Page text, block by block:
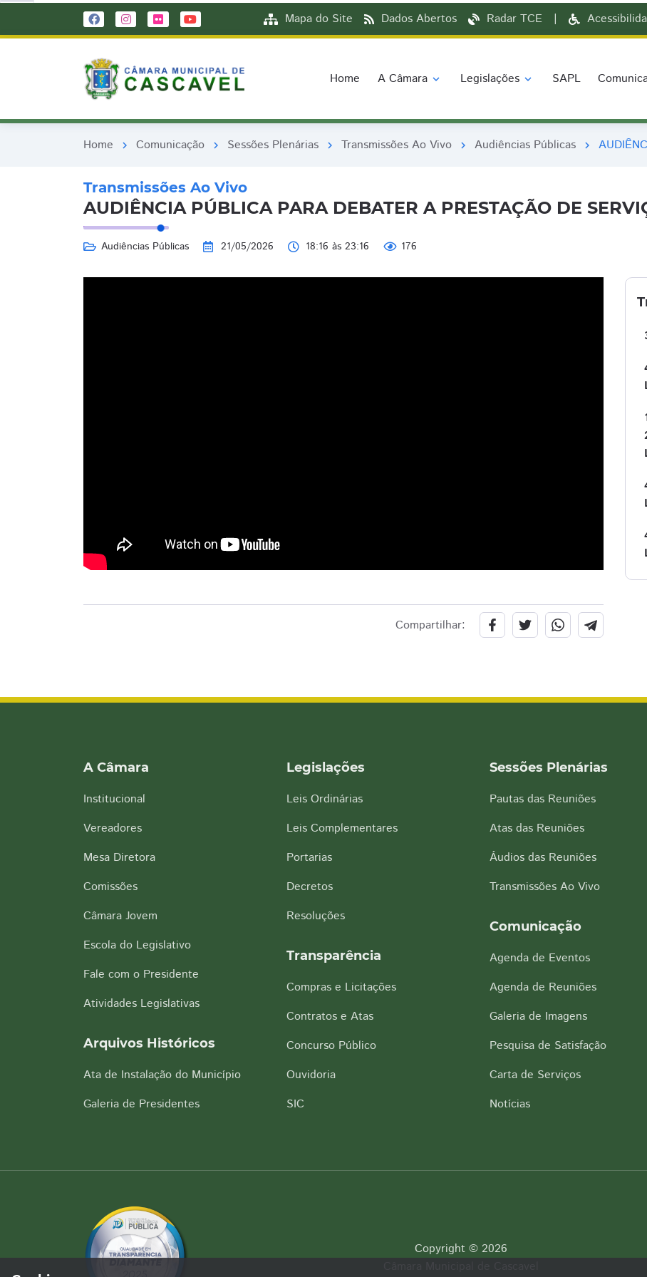
Mapa do Site Dados Abertos Radar TCE |
Home A Câmara expand_more Legislações expand_more SAPL
Home chevron_right Comunicação chevron_right Sessões Plenárias chevron_right Transmissões Ao Vivo chevron_right Audiências Públicas chevron_right
Transmissões Ao Vivo
AUDIÊNCIA PÚBLICA PARA DEBATER A PRESTAÇÃO DE
Audiências Públicas 21/05/2026 18:16 às 23:16 176
Compartilhar:
A Câmara
Institucional
Vereadores
Mesa Diretora
Comissões
Câmara Jovem
Escola do Legislativo
Fale com o Presidente
Atividades Legislativas
Arquivos Históricos
Ata de Instalação do Município
Galeria de Presidentes
Legislações
Leis Ordinárias
Leis Complementares
Portarias
Decretos
Resoluções
Transparência
Compras e Licitações
Contratos e Atas
Concurso Público
Ouvidoria
SIC
Sessões Plenárias
Pautas das Reuniões
Atas das Reuniões
Áudios das Reuniões
Transmissões Ao Vivo
Comunicação
Agenda de Eventos
Agenda de Reuniões
Galeria de Imagens
Pesquisa de Satisfação
Carta de Serviços
Notícias
Copyright © 2026